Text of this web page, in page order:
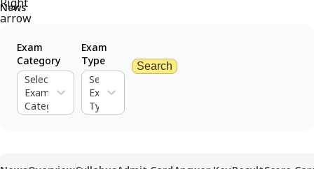
News
Exam
Category
Select
Exam
Category
Exam
Type
Select
Exam
Type
Search